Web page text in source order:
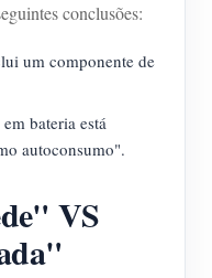
conclusões:
um componente de
bateria está
autoconsumo".
VS